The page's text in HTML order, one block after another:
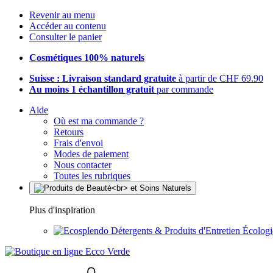
Revenir au menu
Accéder au contenu
Consulter le panier
Cosmétiques 100% naturels
Suisse : Livraison standard gratuite à partir de CHF 69.90
Au moins 1 échantillon gratuit par commande
Aide
Où est ma commande ?
Retours
Frais d'envoi
Modes de paiement
Nous contacter
Toutes les rubriques
Plus d'inspiration
Détergents & Produits d'Entretien